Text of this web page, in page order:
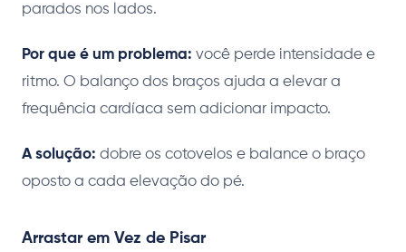
parados nos lados.
Por que é um problema: você perde intensidade e
ritmo. O balanço dos braços ajuda a elevar a
frequência cardíaca sem adicionar impacto.
A solução: dobre os cotovelos e balance o braço
oposto a cada elevação do pé.
Arrastar em Vez de Pisar